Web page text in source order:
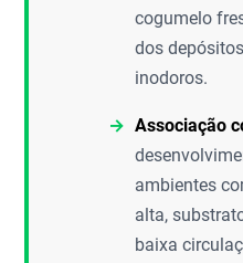
cogumelo
dos
inodoros.
Associação
ambientes
alta,
baixa